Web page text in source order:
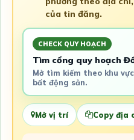
của tin đăng.
CHECK QUY HOẠCH
Tìm cổng quy hoạch
Mở tìm kiếm theo khu
bất động sản.
Mở vị trí Copy địa